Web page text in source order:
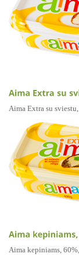
Aima Extra su
Aima kepiniams,